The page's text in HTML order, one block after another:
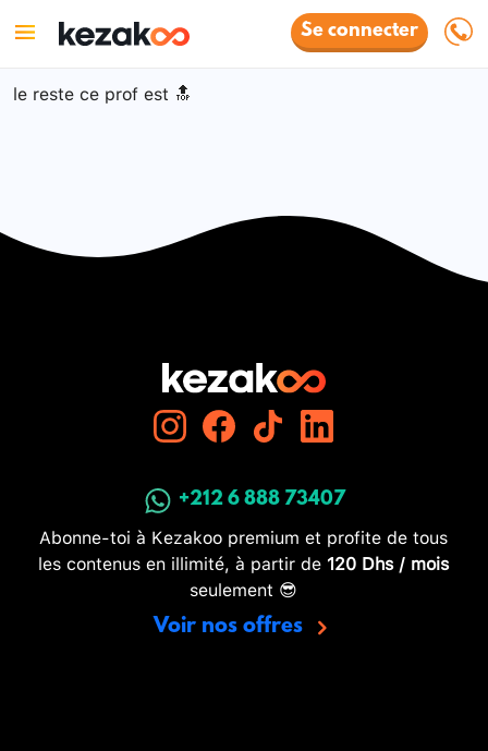
Se connecter
le reste ce prof est 🔝
+212 6 888 73407
Abonne-toi à Kezakoo premium et profite de tous
les contenus en illimité, à partir de 120 Dhs / mois
seulement 😎
Voir nos offres